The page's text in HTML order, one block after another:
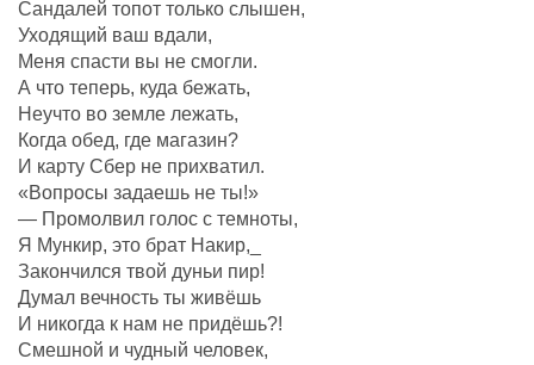
Сандалей топот только слышен,
Уходящий ваш вдали,
Меня спасти вы не смогли.
А что теперь, куда бежать,
Неучто во земле лежать,
Когда обед, где магазин?
И карту Сбер не прихватил.
«Вопросы задаешь не ты!»
— Промолвил голос с темноты,
Я Мункир, это брат Накир,_
Закончился твой дуньи пир!
Думал вечность ты живёшь
И никогда к нам не придёшь?!
Смешной и чудный человек,